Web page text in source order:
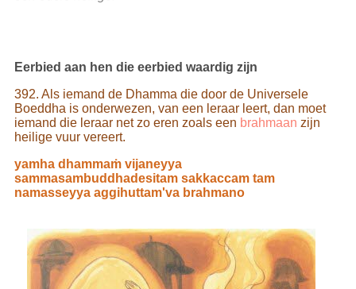
Eerbied aan hen die eerbied waardig zijn
392. Als iemand de Dhamma die door de Universele
Boeddha is onderwezen, van een leraar leert, dan moet
iemand die leraar net zo eren zoals een brahmaan zijn
heilige vuur vereert.
yamha dhammaṁ vijaneyya
sammasambuddhadesitam sakkaccam tam
namasseyya aggihuttam'va brahmano